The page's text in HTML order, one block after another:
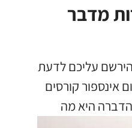
מדבר
עליכם לדעת
אינספור קורסים
היא מה